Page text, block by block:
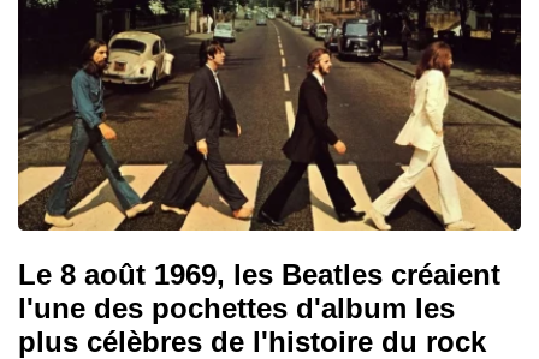
Le 8 août 1969, les Beatles créaient
l'une des pochettes d'album les
plus célèbres de l'histoire du rock